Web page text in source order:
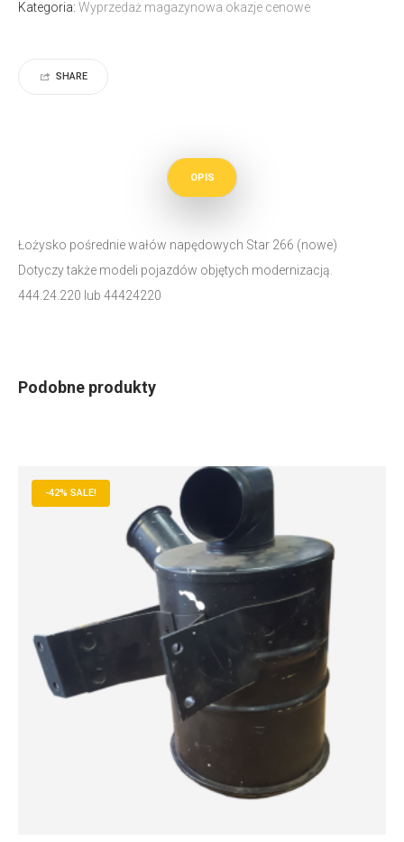
Kategoria: Wyprzedaż magazynowa okazje cenowe
SHARE
OPIS
Łożysko pośrednie wałów napędowych Star 266 (nowe)
Dotyczy także modeli pojazdów objętych modernizacją.
444.24.220 lub 44424220
Podobne produkty
-42% SALE!